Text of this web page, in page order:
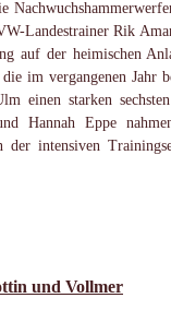
Landestrainer Rik
auf der heimischen
im vergangenen Jahr
einen starken
Hannah Eppe
intensiven
und Vollmer